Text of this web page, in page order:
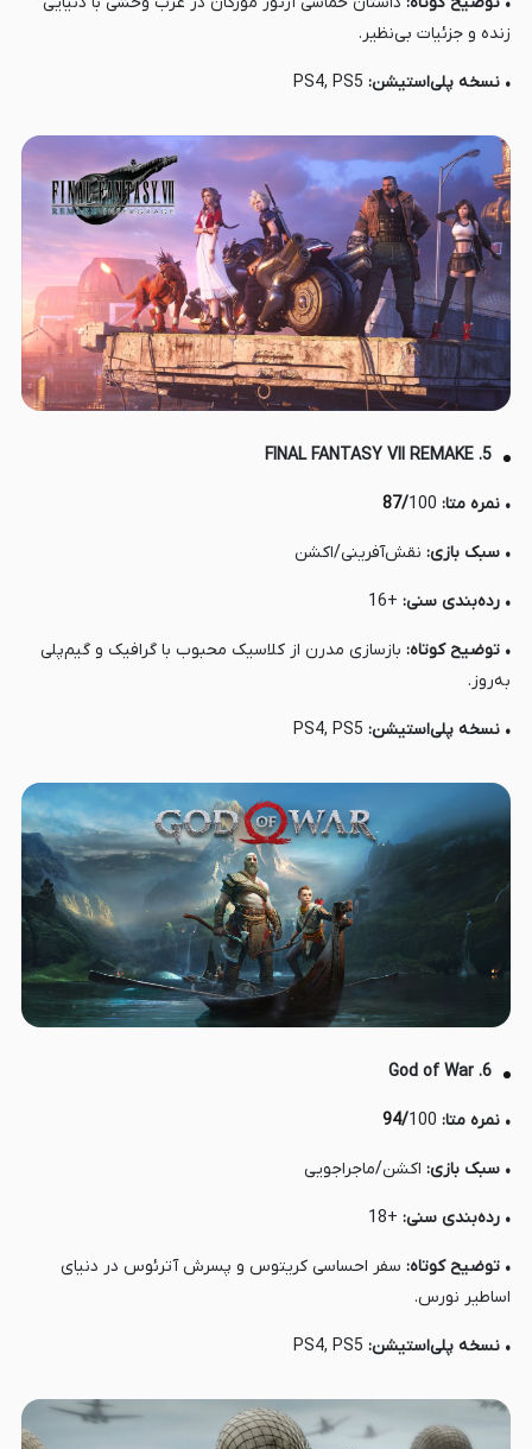
زنده و جزئیات بی‌نظیر.
• نسخه پلی‌استیشن:PS4, PS5
5. FINAL FANTASY VII REMAKE
• نمره متا: 87/100
• سبک بازی: نقش‌آفرینی/اکشن
• رده‌بندی سنی:+16
• توضیح کوتاه: بازسازی مدرن از کلاسیک محبوب با گرافیک و گیم‌پلی
به‌روز.
• نسخه پلی‌استیشن: PS4, PS5
6. God of War
• نمره متا: 94/100
• سبک بازی: اکشن/ماجراجویی
• رده‌بندی سنی: +18
• توضیح کوتاه:سفر احساسی کریتوس و پسرش آترئوس در دنیای
اساطیر نورس.
• نسخه پلی‌استیشن:PS4, PS5